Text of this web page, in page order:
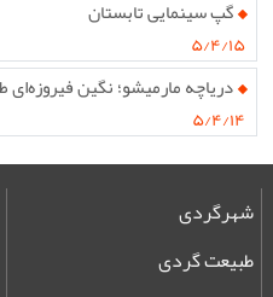
گپ سینمایی تابستان
۵/۴/۱۵
دریاچه مارمیشو؛ نگین فیروزه‌ای
۵/۴/۱۴
شهرگردی
طبیعت گردی